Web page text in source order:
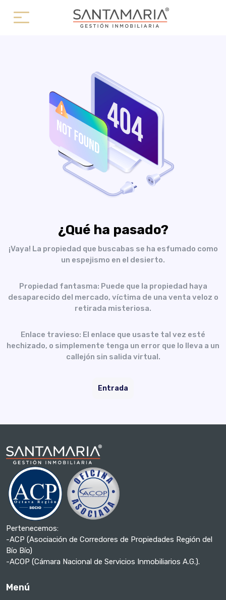
¿Qué ha pasado?
¡Vaya! La propiedad que buscabas se ha esfumado como
un espejismo en el desierto.
Propiedad fantasma: Puede que la propiedad haya
desaparecido del mercado, víctima de una venta veloz o
retirada misteriosa.
Enlace travieso: El enlace que usaste tal vez esté
hechizado, o simplemente tenga un error que lo lleva a un
callejón sin salida virtual.
Entrada
Pertenecemos:
-ACP (Asociación de Corredores de Propiedades Región del
Bío Bío)
-ACOP (Cámara Nacional de Servicios Inmobiliarios A.G.).
Menú